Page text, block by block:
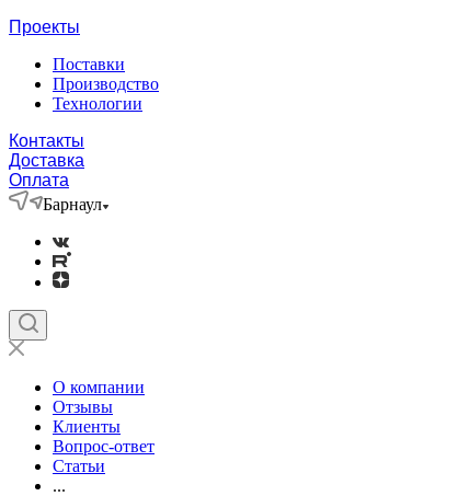
Проекты
Поставки
Производство
Технологии
Контакты
Доставка
Оплата
Барнаул
О компании
Отзывы
Клиенты
Вопрос-ответ
Статьи
...